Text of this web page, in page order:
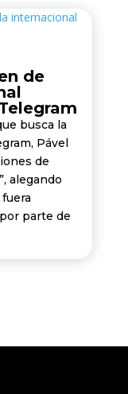
de
busca la
Pável
de
alegando
parte de